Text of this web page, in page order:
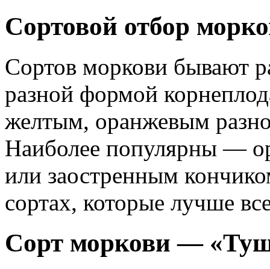
Сортовой отбор
Сортов моркови бывают
разной формой
желтым, оранжевым
Наиболее популярны —
или заостренным
сортах, которые лучше
Сорт моркови —